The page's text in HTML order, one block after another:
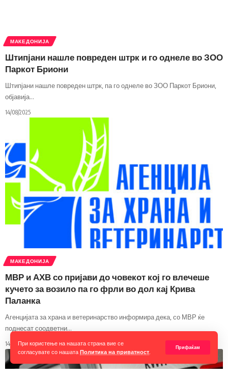
При користење на нашата страна вие се
согласувате со нашата Политика на приватност
Прифаќам
МАКЕДОНИЈА
Штипјани нашле повреден штрк и го однеле во ЗОО
Паркот Бриони
Штипјани нашле повреден штрк, па го однеле во ЗОО Паркот Бриони,
објавија…
14/08/2025
МАКЕДОНИЈА
МВР и АХВ со пријави до човекот кој го влечеше
кучето за возило па го фрли во дол кај Крива
Паланка
Агенцијата за храна и ветеринарство информира дека, со МВР ќе
поднесат соодветни…
14/08/2025